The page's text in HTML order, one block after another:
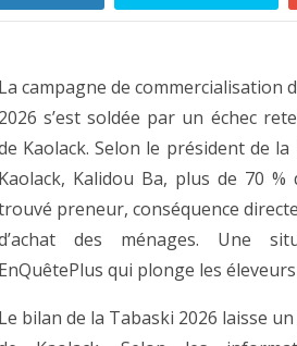
La campagne de commercialisation
2026 s’est soldée par un échec
Kaolack. Selon le président de
Kaolack, Kalidou Ba, plus de 70
preneur, conséquence
des ménages. Une
EnQuêtePlus qui plonge les
Le bilan de la Tabaski 2026 laisse